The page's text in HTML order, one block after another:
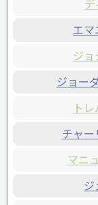
エマ
ジョ
ジョー
ト
チャ
マニ
ジ